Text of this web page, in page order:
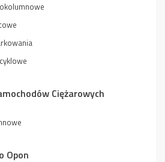
Ciężarowych
Opon